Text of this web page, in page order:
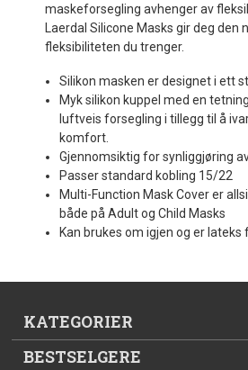
maskeforsegling avhenger av
Laerdal Silicone Masks gir deg den
fleksibiliteten du trenger.
Silikon masken er designet i ett
Myk silikon kuppel med en
luftveis forsegling i tillegg til å
komfort.
Gjennomsiktig for synliggjøring
Passer standard kobling 15/22
Multi-Function Mask Cover er
både på Adult og Child Masks
Kan brukes om igjen og er lateks
KATEGORIER
BESTSELGERE